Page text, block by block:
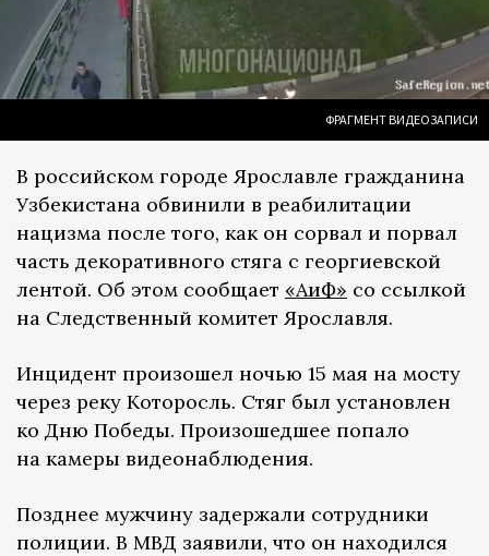
ФРАГМЕНТ ВИДЕОЗАПИСИ
В российском городе Ярославле гражданина
Узбекистана обвинили в реабилитации
нацизма после того, как он сорвал и порвал
часть декоративного стяга с георгиевской
лентой. Об этом сообщает «АиФ» со ссылкой
на Следственный комитет Ярославля.
Инцидент произошел ночью 15 мая на мосту
через реку Которосль. Стяг был установлен
ко Дню Победы. Произошедшее попало
на камеры видеонаблюдения.
Позднее мужчину задержали сотрудники
полиции. В МВД заявили, что он находился